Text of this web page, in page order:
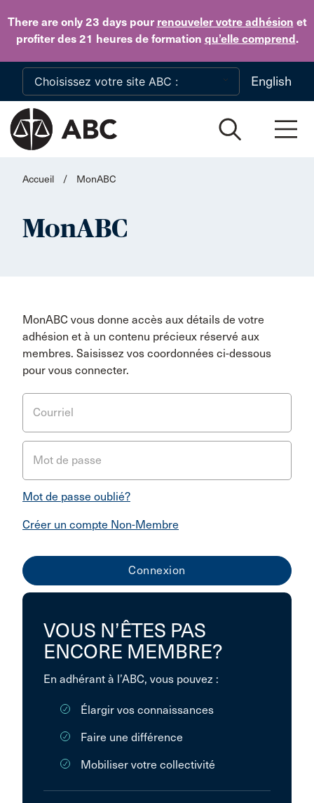
There are only 23 dayspour renouveler votre adhésion et
profiter des 21 heures de formation qu’elle comprend.
Skip to main content
English
Accueil / MonABC
MonABC
MonABC vous donne accès aux détails de votre
adhésion et à un contenu précieux réservé aux
membres. Saisissez vos coordonnées ci-dessous
pour vous connecter.
Courriel
Mot de passe
Mot de passe oublié?
Créer un compte Non-Membre
VOUS N’ÊTES PAS
ENCORE MEMBRE?
En adhérant à l’ABC, vous pouvez :
Élargir vos connaissances
Faire une différence
Mobiliser votre collectivité